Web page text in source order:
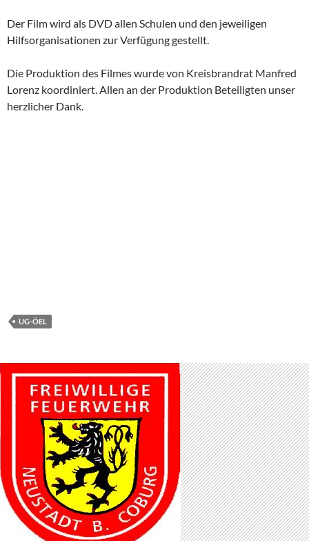
Der Film wird als DVD allen Schulen und den jeweiligen
Hilfsorganisationen zur Verfügung gestellt.
Die Produktion des Filmes wurde von Kreisbrandrat Manfred
Lorenz koordiniert. Allen an der Produktion Beteiligten unser
herzlicher Dank.
UG-ÖEL